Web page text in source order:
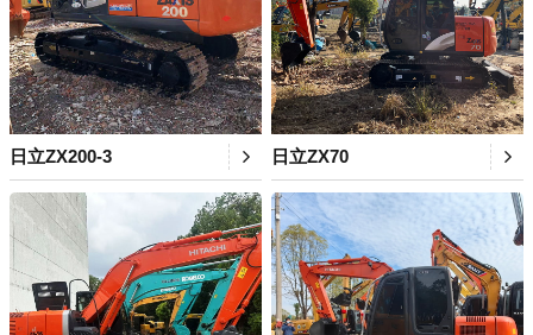
日立ZX200-3 日立ZX70